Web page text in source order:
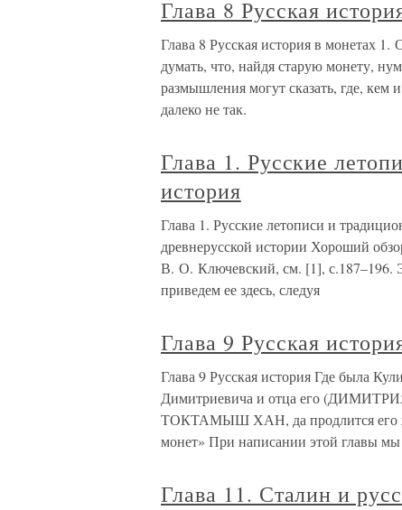
Глава 8 Русская
Глава 8 Русская история в монетах
думать, что, найдя старую монету,
размышления могут сказать, где,
далеко не так.
Глава 1. Русские
история
Глава 1. Русские летописи и
древнерусской истории Хороший
В. О. Ключевский, см. [1], с.187–196.
приведем ее здесь, следуя
Глава 9 Русская
Глава 9 Русская история Где была
Димитриевича и отца его
ТОКТАМЫШ ХАН, да продлится его
монет» При написании этой главы мы
Глава 11. Сталин и